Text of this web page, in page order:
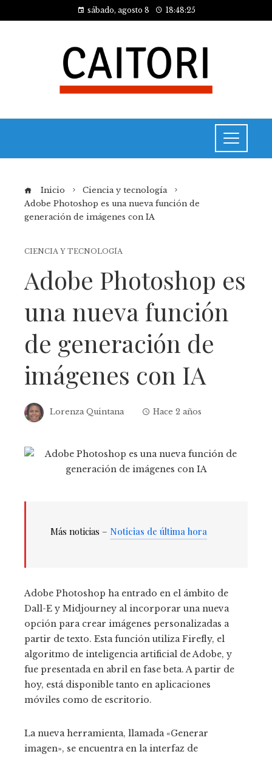
sábado, agosto 8 18:48:25
Inicio
Ciencia y tecnología
Adobe Photoshop es una nueva función de
generación de imágenes con IA
CIENCIA Y TECNOLOGÍA
Adobe Photoshop es
una nueva función
de generación de
imágenes con IA
Lorenza Quintana Hace 2 años
Más noticias – Noticias de última hora
Adobe Photoshop ha entrado en el ámbito de
Dall-E y Midjourney al incorporar una nueva
opción para crear imágenes personalizadas a
partir de texto. Esta función utiliza Firefly, el
algoritmo de inteligencia artificial de Adobe, y
fue presentada en abril en fase beta. A partir de
hoy, está disponible tanto en aplicaciones
móviles como de escritorio.
La nueva herramienta, llamada «Generar
imagen», se encuentra en la interfaz de